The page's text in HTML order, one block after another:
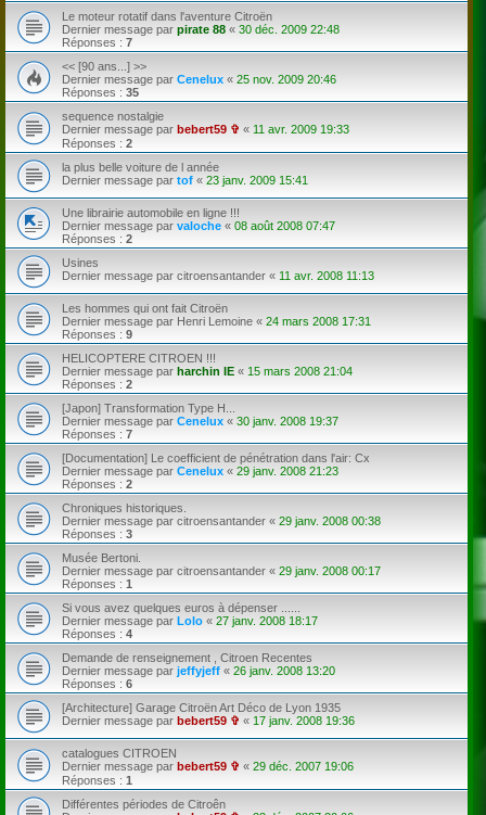
Le moteur rotatif dans l'aventure Citroën
Dernier message par pirate 88 « 30 déc. 2009 22:48
Réponses : 7
<< [90 ans...] >>
Dernier message par Cenelux « 25 nov. 2009 20:46
Réponses : 35
sequence nostalgie
Dernier message par bebert59 ✞ « 11 avr. 2009 19:33
Réponses : 2
la plus belle voiture de l année
Dernier message par tof « 23 janv. 2009 15:41
Une librairie automobile en ligne !!!
Dernier message par valoche « 08 août 2008 07:47
Réponses : 2
Usines
Dernier message par citroensantander « 11 avr. 2008 11:13
Les hommes qui ont fait Citroën
Dernier message par Henri Lemoine « 24 mars 2008 17:31
Réponses : 9
HELICOPTERE CITROEN !!!
Dernier message par harchin IE « 15 mars 2008 21:04
Réponses : 2
[Japon] Transformation Type H...
Dernier message par Cenelux « 30 janv. 2008 19:37
Réponses : 7
[Documentation] Le coefficient de pénétration dans l'air: Cx
Dernier message par Cenelux « 29 janv. 2008 21:23
Réponses : 2
Chroniques historiques.
Dernier message par citroensantander « 29 janv. 2008 00:38
Réponses : 3
Musée Bertoni.
Dernier message par citroensantander « 29 janv. 2008 00:17
Réponses : 1
Si vous avez quelques euros à dépenser ......
Dernier message par Lolo « 27 janv. 2008 18:17
Réponses : 4
Demande de renseignement , Citroen Recentes
Dernier message par jeffyjeff « 26 janv. 2008 13:20
Réponses : 6
[Architecture] Garage Citroën Art Déco de Lyon 1935
Dernier message par bebert59 ✞ « 17 janv. 2008 19:36
catalogues CITROEN
Dernier message par bebert59 ✞ « 29 déc. 2007 19:06
Réponses : 1
Différentes périodes de Citroên